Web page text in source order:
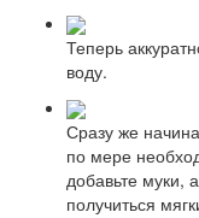
Теперь
воду.
Сразу же
по мере
добавьте муки,
получиться